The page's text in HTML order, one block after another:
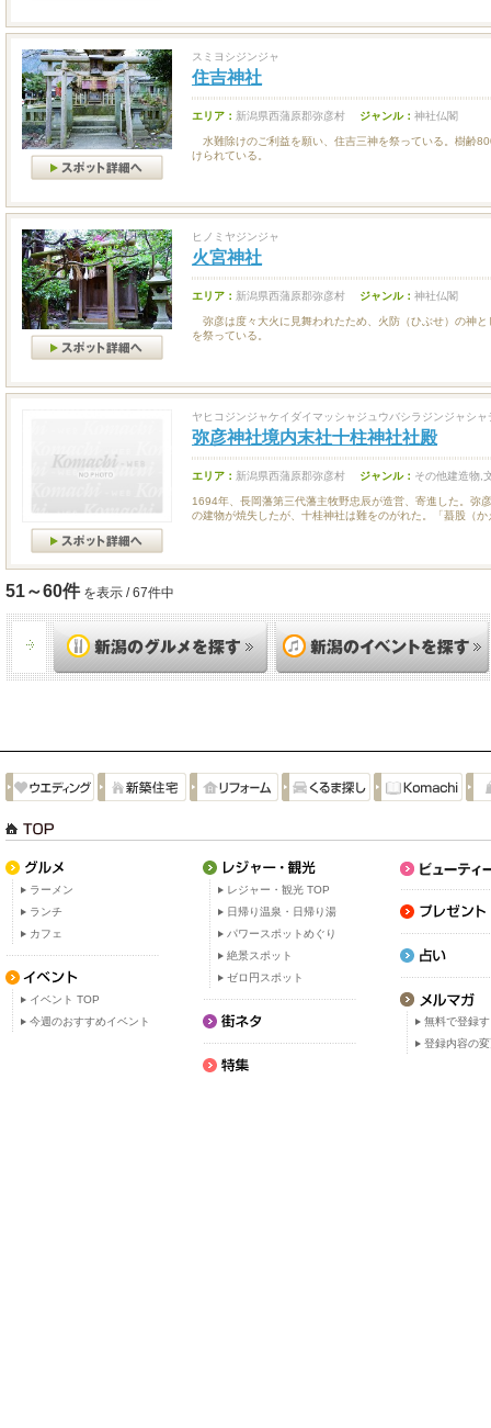
スミヨシジンジャ
住吉神社
エリア： 新潟県西蒲原郡弥彦村 ジャンル： 神社仏閣
水難除けのご利益を願い、住吉三神を祭っている。樹齢
けられている。
ヒノミヤジンジャ
火宮神社
エリア： 新潟県西蒲原郡弥彦村 ジャンル： 神社仏閣
弥彦は度々大火に見舞われたため、火防（ひぶせ）の神
を祭っている。
ヤヒコジンジャケイダイマッシャジュウバシラジンジャシャ
弥彦神社境内末社十柱神社社殿
エリア： 新潟県西蒲原郡弥彦村 ジャンル： その他建造物,
1694年、長岡藩第三代藩主牧野忠辰が造営、寄進した。弥
の建物が焼失したが、十桂神社は難をのがれた。「蟇股（か
51～60件 を表示 / 67件中
ラーメン
ランチ
カフェ
イベント TOP
今週のおすすめイベント
レジャー・観光 TOP
日帰り温泉・日帰り湯
パワースポットめぐり
絶景スポット
ゼロ円スポット
無料で登録
登録内容の